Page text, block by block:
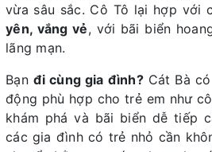
vừa sâu sắc. Cô Tô lại hợp với
yên, vắng vẻ, với bãi biển
lãng mạn.
Bạn đi cùng gia đình?Cát Bà có
động phù hợp cho trẻ em như
khám phá và bãi biển dễ tiếp
các gia đình có trẻ nhỏ cần